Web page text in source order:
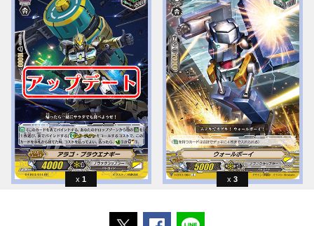
1 3
ポストするFacebookでシェアする